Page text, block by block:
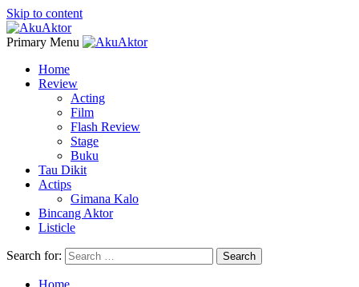
Skip to content
Primary Menu
Home
Review
Acting
Film
Flash Review
Stage
Buku
Tau Dikit
Actips
Gimana Kalo
Bincang Aktor
Listicle
Search for:
Home